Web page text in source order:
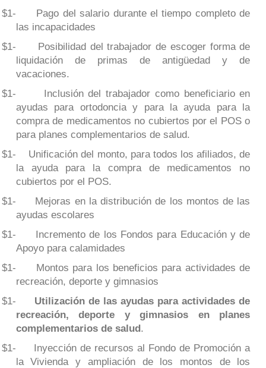
$1-
Pago del salario durante el tiempo completo de
las incapacidades
$1-
Posibilidad del trabajador de escoger forma de
liquidación de primas de antigüedad y de
vacaciones.
$1-
Inclusión del trabajador como beneficiario en
ayudas para ortodoncia y para la ayuda para la
compra de medicamentos no cubiertos por el POS o
para planes complementarios de salud.
$1-
Unificación del monto, para todos los afiliados, de
la ayuda para la compra de medicamentos no
cubiertos por el POS.
$1-
Mejoras en la distribución de los montos de las
ayudas escolares
$1-
Incremento de los Fondos para Educación y de
Apoyo para calamidades
$1-
Montos para los beneficios para actividades de
recreación, deporte y gimnasios
$1-
Utilización de las ayudas para actividades de
recreación, deporte y gimnasios en planes
complementarios de salud.
$1-
Inyección de recursos al Fondo de Promoción a
la Vivienda y ampliación de los montos de los